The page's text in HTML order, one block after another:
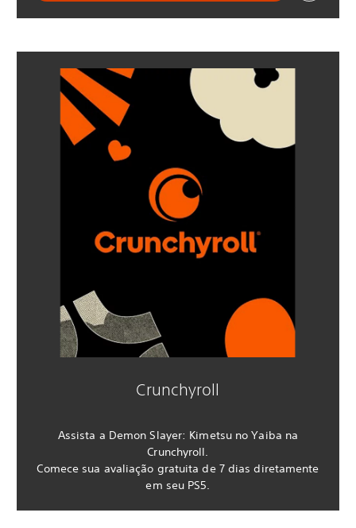
Crunchyroll
Assista a Demon Slayer: Kimetsu no Yaiba na
Crunchyroll.
Comece sua avaliação gratuita de 7 dias diretamente
em seu PS5.